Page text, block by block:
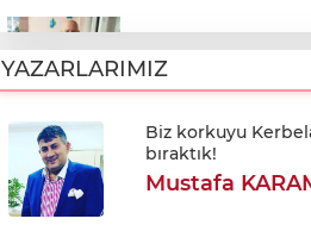
cenaze programı
Sınırda 500 Bin
Operasyonu!
YAZARLARIMIZ
Biz korkuyu
bıraktık!
Mustafa